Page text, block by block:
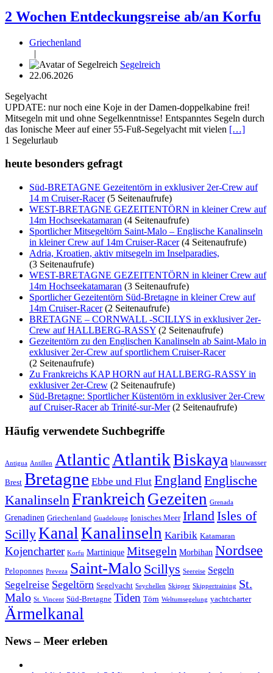
2 Wochen Entdeckungsreise ab/an Korfu
Griechenland
|
Segelreich
22.06.2026
Segelyacht
UPDATE: nur noch eine Koje in der Damen-doppelkabine frei!
Mitsegeln mit und ohne Segelkenntnisse! Entspanntes Segeln durch
das Ionische Meer auf einer 55-Fuß-Segelyacht mit vielen […]
1 Segelurlaub
heute besonders gefragt
Süd-BRETAGNE Gezeitentörn in exklusiver 2er-Crew auf
14 m Cruiser-Racer(5 Seitenaufrufe)
WEST-BRETAGNE GEZEITENTÖRN in kleiner Crew auf
14m Hochseekatamaran (4 Seitenaufrufe)
Sportlicher Mitsegeltörn Saint-Malo – Englische Kanalinseln
in kleiner Crew auf 14m Cruiser-Racer(4 Seitenaufrufe)
Adria, Kroatien, aktiv mitsegeln im Inselparadies,
(3 Seitenaufrufe)
WEST-BRETAGNE GEZEITENTÖRN in kleiner Crew auf
14m Hochseekatamaran (3 Seitenaufrufe)
Sportlicher Gezeitentörn Süd-Bretagne in kleiner Crew auf
14m Cruiser-Racer(2 Seitenaufrufe)
BRETAGNE – CORNWALL -SCILLYS in exklusiver 2er-
Crew auf HALLBERG-RASSY (2 Seitenaufrufe)
Gezeitentörn zu den Englischen Kanalinseln ab Saint-Malo in
exklusiver 2er-Crew auf sportlichem Cruiser-Racer
(2 Seitenaufrufe)
Zu Frankreichs KAP HORN auf HALLBERG-RASSY in
exklusiver 2er-Crew (2 Seitenaufrufe)
Süd-Bretagne: Sportlicher Küstentörn in exklusiver 2er-Crew
auf Cruiser-Racer ab Trinité-sur-Mer(2 Seitenaufrufe)
Häufig verwendete Suchbegriffe
Antigua Antillen AtlanticAtlantikBiskaya blauwasser
Brest Bretagne Ebbe und Flut England Englische
Kanalinseln Frankreich Gezeiten Grenada
Grenadinen Griechenland Guadeloupe Ionisches Meer Irland Isles of
ScillyKanal Kanalinseln Karibik Katamaran
Kojencharter Korfu Martinique Mitsegeln Morbihan Nordsee
Peloponnes Preveza Saint-Malo Scillys Seereise Segeln
Segelreise Segeltörn Segelyacht Seychellen Skipper Skippertraining St.
Malo St. Vincent Süd-Bretagne Tiden Törn Weltumsegelung yachtcharter
Ärmelkanal
News – Meer erleben